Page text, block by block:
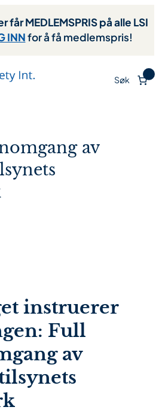
får MEDLEMSPRIS på alle LSI
INNfor å få medlemspris!
Søk
av
instruerer
Full
av